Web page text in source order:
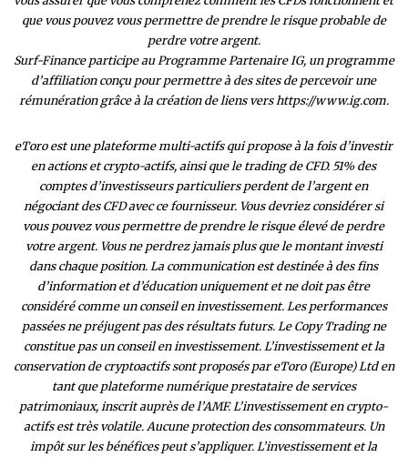
que vous pouvez vous permettre de prendre le risque probable de
perdre votre argent.
Surf-Finance participe au Programme Partenaire IG, un programme
d’affiliation conçu pour permettre à des sites de percevoir une
rémunération grâce à la création de liens vers https://www.ig.com.
eToro est une plateforme multi-actifs qui propose à la fois d’investir
en actions et crypto-actifs, ainsi que le trading de CFD. 51% des
comptes d’investisseurs particuliers perdent de l’argent en
négociant des CFD avec ce fournisseur. Vous devriez considérer si
vous pouvez vous permettre de prendre le risque élevé de perdre
votre argent. Vous ne perdrez jamais plus que le montant investi
dans chaque position. La communication est destinée à des fins
d’information et d’éducation uniquement et ne doit pas être
considéré comme un conseil en investissement. Les performances
passées ne préjugent pas des résultats futurs. Le Copy Trading ne
constitue pas un conseil en investissement. L’investissement et la
conservation de cryptoactifs sont proposés par eToro (Europe) Ltd en
tant que plateforme numérique prestataire de services
patrimoniaux, inscrit auprès de l’AMF. L’investissement en crypto-
actifs est très volatile. Aucune protection des consommateurs. Un
impôt sur les bénéfices peut s’appliquer. L’investissement et la